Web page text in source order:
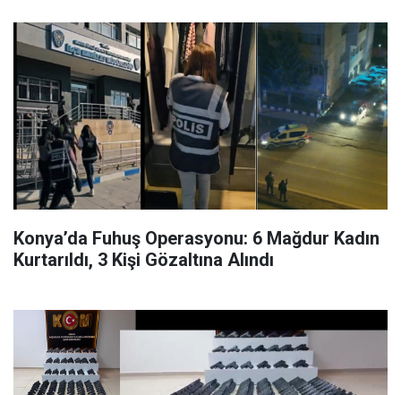
Konya’da Fuhuş Operasyonu: 6 Mağdur Kadın
Kurtarıldı, 3 Kişi Gözaltına Alındı